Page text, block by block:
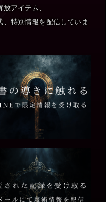
放アイテム、
、特別情報を配信していま